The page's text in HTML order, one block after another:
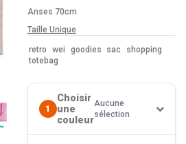
Anses 70cm
Taille Unique
retro wei goodies sac
shopping
totebag
1
Choisir
une
couleur
Aucune
sélection